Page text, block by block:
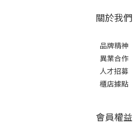
關於我們
品牌精神
異業合作
人才招募
櫃店據點
會員權益